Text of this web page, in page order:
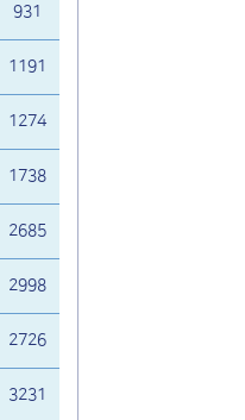
931
1191
1274
1738
2685
2998
2726
3231